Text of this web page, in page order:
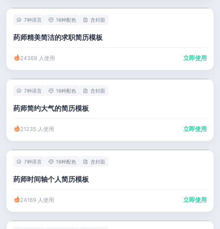
7种语言 16种配色 含封面
药师精美简洁的求职简历模板
24369 人使用 立即使用
7种语言 16种配色 含封面
药师简约大气的简历模板
21235 人使用 立即使用
7种语言 16种配色 含封面
药师时间轴个人简历模板
24169 人使用 立即使用